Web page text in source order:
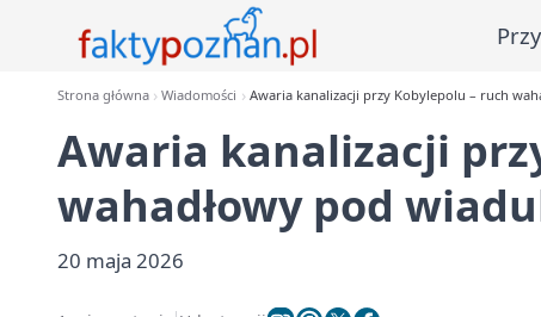
Strona główna Wiadomości Awaria kanalizacji przy Kobylepolu – ruch
Awaria kanalizacji
wahadłowy pod
20 maja 2026